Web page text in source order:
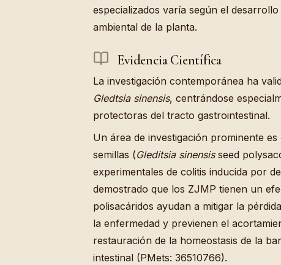
especializados varía según el
ambiental de la planta.
Evidencia Científica
La investigación contemporánea ha
Gledtsia sinensis, centrándose
protectoras del tracto gastrointestinal.
Un área de investigación prominente
semillas (Gleditsia sinensisseed
experimentales de colitis inducida por
demostrado que los ZJMP tienen un
polisacáridos ayudan a mitigar la
la enfermedad y previenen el
restauración de la homeostasis de la
intestinal (PMets: 36510766).